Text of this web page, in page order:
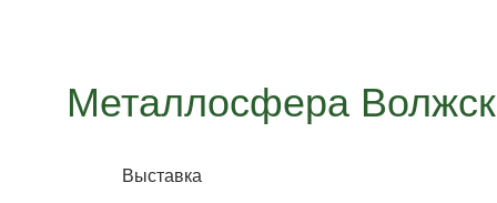
Металлосфера
Выставка